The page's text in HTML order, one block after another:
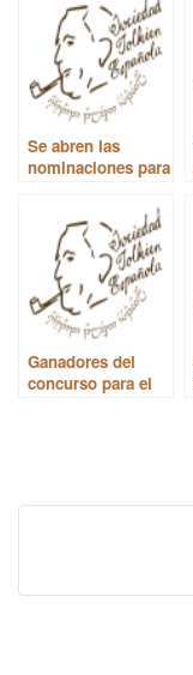
Se abren las
nominaciones para
Ganadores del
concurso para el